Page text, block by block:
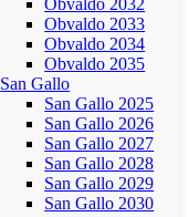
Obvaldo 2032
Obvaldo 2033
Obvaldo 2034
Obvaldo 2035
San Gallo
San Gallo 2025
San Gallo 2026
San Gallo 2027
San Gallo 2028
San Gallo 2029
San Gallo 2030